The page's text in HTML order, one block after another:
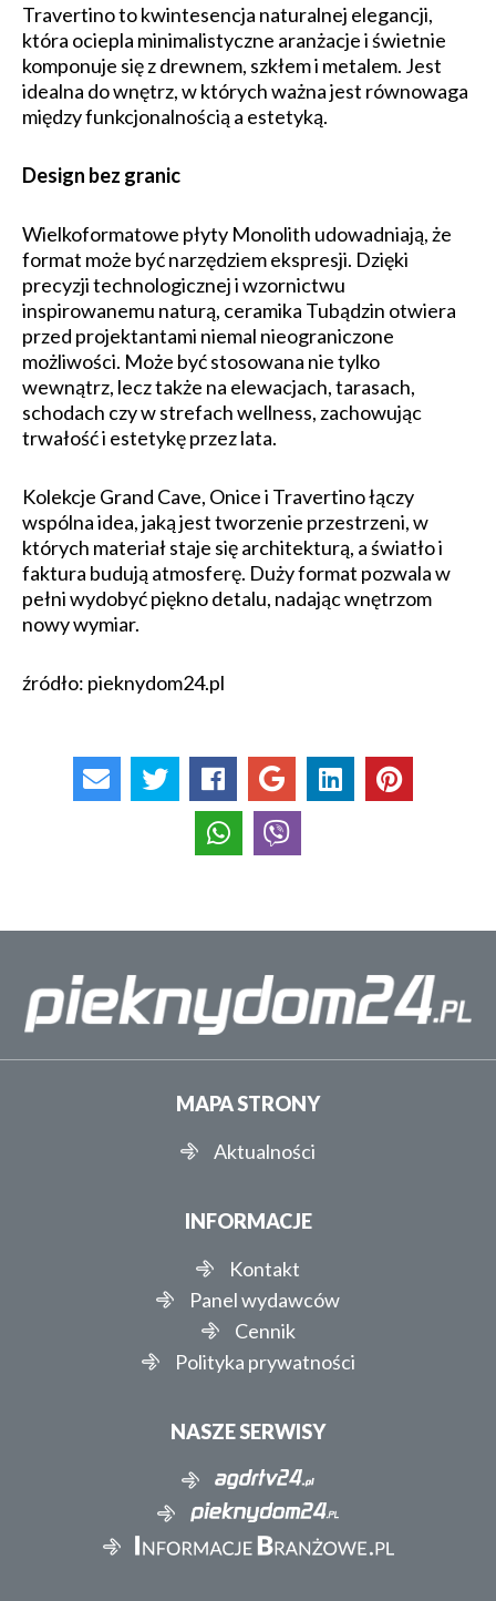
Travertino to kwintesencja naturalnej elegancji,
która ociepla minimalistyczne aranżacje i świetnie
komponuje się z drewnem, szkłem i metalem. Jest
idealna do wnętrz, w których ważna jest równowaga
między funkcjonalnością a estetyką.
Design bez granic
Wielkoformatowe płyty Monolith udowadniają, że
format może być narzędziem ekspresji. Dzięki
precyzji technologicznej i wzornictwu
inspirowanemu naturą, ceramika Tubądzin otwiera
przed projektantami niemal nieograniczone
możliwości. Może być stosowana nie tylko
wewnątrz, lecz także na elewacjach, tarasach,
schodach czy w strefach wellness, zachowując
trwałość i estetykę przez lata.
Kolekcje Grand Cave, Onice i Travertino łączy
wspólna idea, jaką jest tworzenie przestrzeni, w
których materiał staje się architekturą, a światło i
faktura budują atmosferę. Duży format pozwala w
pełni wydobyć piękno detalu, nadając wnętrzom
nowy wymiar.
źródło: pieknydom24.pl
MAPA STRONY
Aktualności
INFORMACJE
Kontakt
Panel wydawców
Cennik
Polityka prywatności
NASZE SERWISY